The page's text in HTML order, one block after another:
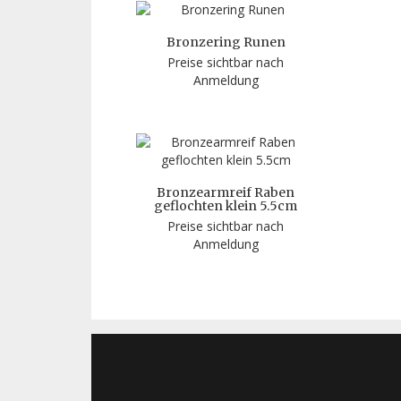
Bronzering Runen
Preise sichtbar nach
Anmeldung
Bronzearmreif Raben
geflochten klein 5.5cm
Preise sichtbar nach
Anmeldung